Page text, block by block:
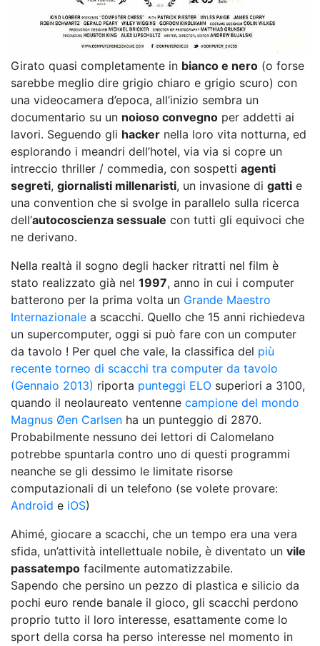
Girato quasi completamente in bianco e nero (o forse
sarebbe meglio dire grigio chiaro e grigio scuro) con
una videocamera d’epoca, all’inizio sembra un
documentario su un noioso convegno per addetti ai
lavori. Seguendo gli hacker nella loro vita notturna, ed
esplorando i meandri dell’hotel, via via si copre un
intreccio thriller / commedia, con sospetti agenti
segreti, giornalisti millenaristi, un invasione di gatti e
una convention che si svolge in parallelo sulla ricerca
dell’autocoscienza sessuale con tutti gli equivoci che
ne derivano.
Nella realtà il sogno degli hacker ritratti nel film è
stato realizzato già nel 1997, anno in cui i computer
batterono per la prima volta un Grande Maestro
Internazionale a scacchi. Quello che 15 anni richiedeva
un supercomputer, oggi si può fare con un computer
da tavolo ! Per quel che vale, la classifica del più
recente torneo di scacchi tra computer da tavolo
(Gennaio 2013) riporta punteggi ELO superiori a 3100,
quando il neolaureato ventenne campione del mondo
Magnus Øen Carlsen ha un punteggio di 2870.
Probabilmente nessuno dei lettori di Calomelano
potrebbe spuntarla contro uno di questi programmi
neanche se gli dessimo le limitate risorse
computazionali di un telefono (se volete provare:
Android e iOS)
Ahimé, giocare a scacchi, che un tempo era una vera
sfida, un’attività intellettuale nobile, è diventato un vile
passatempo facilmente automatizzabile.
Sapendo che persino un pezzo di plastica e silicio da
pochi euro rende banale il gioco, gli scacchi perdono
proprio tutto il loro interesse, esattamente come lo
sport della corsa ha perso interesse nel momento in